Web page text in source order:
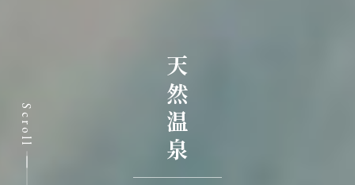
天然温泉
Scroll